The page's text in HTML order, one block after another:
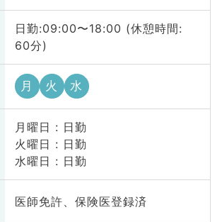
日勤:09:00〜18:00 (休憩時間:
60分)
月 火 水
月曜日 : 日勤
火曜日 : 日勤
水曜日 : 日勤
医師免許、保険医登録済